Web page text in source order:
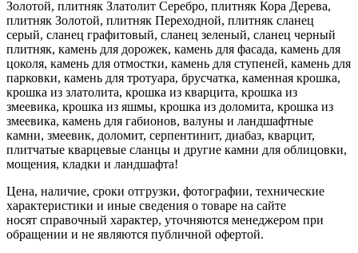
Золотой, плитняк Златолит Серебро, плитняк Кора Дерева,
плитняк Золотой, плитняк Переходной, плитняк сланец
серый, сланец графитовый, сланец зеленый, сланец черный
плитняк, камень для дорожек, камень для фасада, камень для
цоколя, камень для отмостки, камень для ступеней, камень для
парковки, камень для тротуара, брусчатка, каменная крошка,
крошка из златолита, крошка из кварцита, крошка из
змеевика, крошка из яшмы, крошка из доломита, крошка из
змеевика, камень для габионов, валуны и ландшафтные
камни, змеевик, доломит, серпентинит, диабаз, кварцит,
плитчатые кварцевые сланцы и другие камни для облицовки,
мощения, кладки и ландшафта!
Цена, наличие, сроки отгрузки, фотографии, технические
характеристики и иные сведения о товаре на сайте
носят справочный характер, уточняются менеджером при
обращении и не являются публичной офертой.